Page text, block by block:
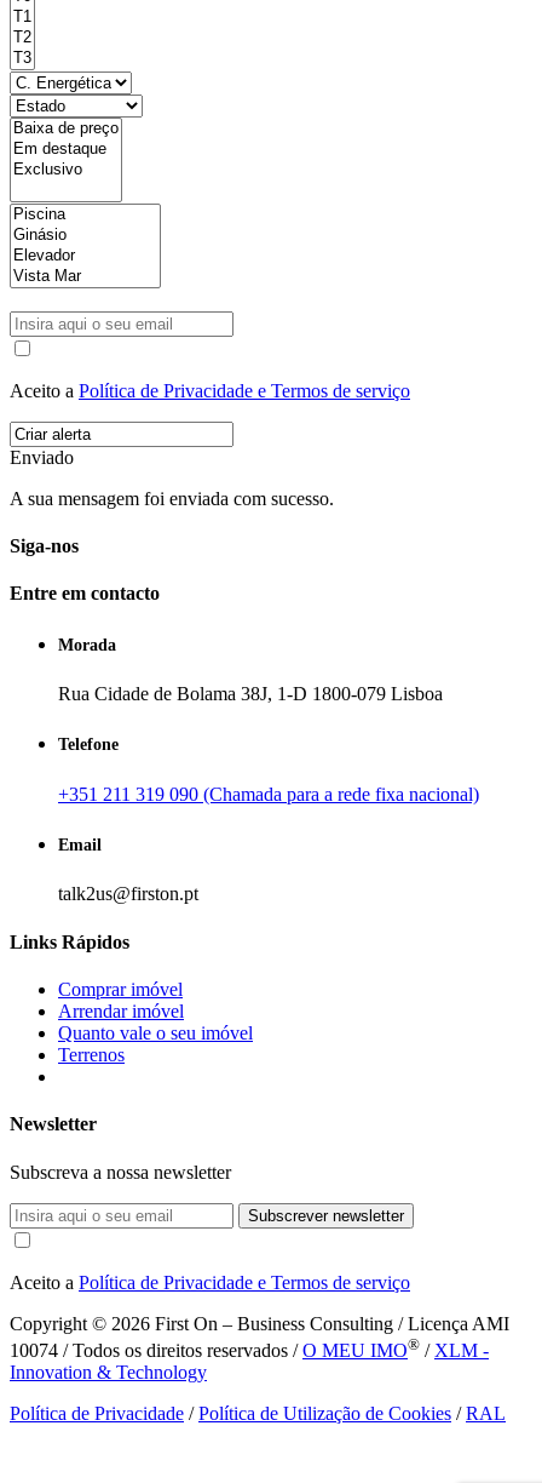
Aceito a Política de Privacidade e Termos de serviço
Enviado
A sua mensagem foi enviada com sucesso.
Siga-nos
Entre em contacto
Morada
Rua Cidade de Bolama 38J, 1-D 1800-079 Lisboa
Telefone
+351 211 319 090 (Chamada para a rede fixa nacional)
Email
talk2us@firston.pt
Links Rápidos
Comprar imóvel
Arrendar imóvel
Quanto vale o seu imóvel
Terrenos
Newsletter
Subscreva a nossa newsletter
Subscrever newsletter
Aceito a Política de Privacidade e Termos de serviço
Copyright © 2026 First On – Business Consulting / Licença AMI
10074 / Todos os direitos reservados /O MEU IMO® / XLM -
Innovation & Technology
Política de Privacidade /Política de Utilização de Cookies /RAL